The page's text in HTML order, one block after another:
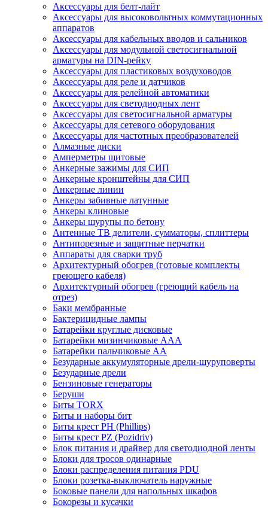
Аксессуары для белт-лайт
Аксессуары для высоковольтных коммутационных
аппаратов
Аксессуары для кабельных вводов и сальников
Аксессуары для модульной светосигнальной
арматуры на DIN-рейку
Аксессуары для пластиковых воздуховодов
Аксессуары для реле и датчиков
Аксессуары для релейной автоматики
Аксессуары для светодиодных лент
Аксессуары для светосигнальной арматуры
Аксессуары для сетевого оборудования
Аксессуары для частотных преобразователей
Алмазные диски
Амперметры щитовые
Анкерные зажимы для СИП
Анкерные кронштейны для СИП
Анкерные линии
Анкеры забивные латунные
Анкеры клиновые
Анкеры шурупы по бетону
Антенные ТВ делители, сумматоры, сплиттеры
Антипорезные и защитные перчатки
Аппараты для сварки труб
Архитектурный обогрев (готовые комплекты
греющего кабеля)
Архитектурный обогрев (греющий кабель на
отрез)
Баки мембранные
Бактерицидные лампы
Батарейки круглые дисковые
Батарейки мизинчиковые ААА
Батарейки пальчиковые АА
Безударные аккумуляторные дрели-шуруповерты
Безударные дрели
Бензиновые генераторы
Беруши
Биты TORX
Биты и наборы бит
Биты крест PH (Phillips)
Биты крест PZ (Pozidriv)
Блок питания и драйвер для светодиодной ленты
Блоки для тросов одинарные
Блоки распределения питания PDU
Блоки розетка-выключатель наружные
Боковые панели для напольных шкафов
Бокорезы и кусачки